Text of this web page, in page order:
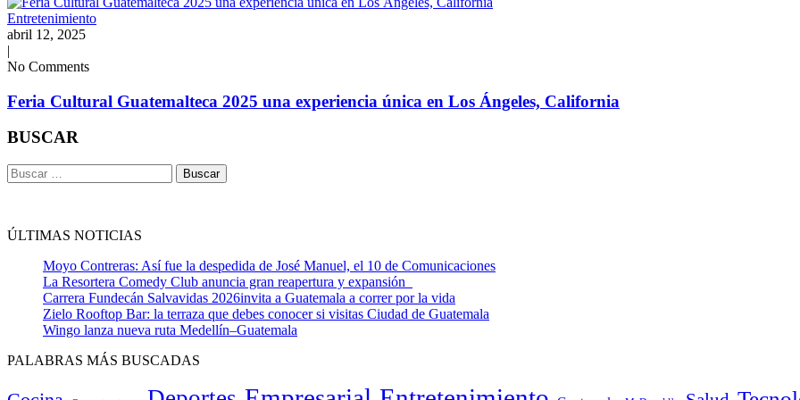
Entretenimiento
abril 12, 2025
|
No Comments
Feria Cultural Guatemalteca 2025 una experiencia única en Los Ángeles, California
BUSCAR
Buscar:
ÚLTIMAS NOTICIAS
Moyo Contreras: Así fue la despedida de José Manuel, el 10 de Comunicaciones
La Resortera Comedy Club anuncia gran reapertura y expansión
Carrera Fundecán Salvavidas 2026invita a Guatemala a correr por la vida
Zielo Rooftop Bar: la terraza que debes conocer si visitas Ciudad de Guatemala
Wingo lanza nueva ruta Medellín–Guatemala
PALABRAS MÁS BUSCADAS